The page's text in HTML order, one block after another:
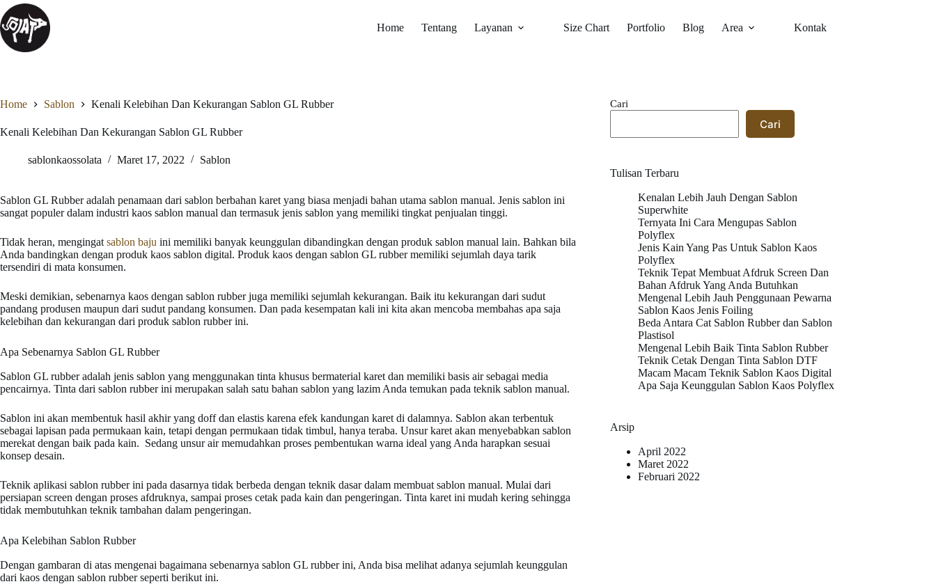
Home Tentang Layanan Size Chart Portfolio Blog Area Kontak
Home Sablon Kenali Kelebihan Dan Kekurangan Sablon GL Rubber
Kenali Kelebihan Dan Kekurangan Sablon GL Rubber
sablonkaossolata Maret 17, 2022 Sablon
Sablon GL Rubber adalah penamaan dari sablon berbahan karet yang biasa menjadi bahan utama sablon manual. Jenis sablon ini
sangat populer dalam industri kaos sablon manual dan termasuk jenis sablon yang memiliki tingkat penjualan tinggi.
Tidak heran, mengingat sablon baju ini memiliki banyak keunggulan dibandingkan dengan produk sablon manual lain. Bahkan bila
Anda bandingkan dengan produk kaos sablon digital. Produk kaos dengan sablon GL rubber memiliki sejumlah daya tarik
tersendiri di mata konsumen.
Meski demikian, sebenarnya kaos dengan sablon rubber juga memiliki sejumlah kekurangan. Baik itu kekurangan dari sudut
pandang produsen maupun dari sudut pandang konsumen. Dan pada kesempatan kali ini kita akan mencoba membahas apa saja
kelebihan dan kekurangan dari produk sablon rubber ini.
Apa Sebenarnya Sablon GL Rubber
Sablon GL rubber adalah jenis sablon yang menggunakan tinta khusus bermaterial karet dan memiliki basis air sebagai media
pencairnya. Tinta dari sablon rubber ini merupakan salah satu bahan sablon yang lazim Anda temukan pada teknik sablon manual.
Sablon ini akan membentuk hasil akhir yang doff dan elastis karena efek kandungan karet di dalamnya. Sablon akan terbentuk
sebagai lapisan pada permukaan kain, tetapi dengan permukaan tidak timbul, hanya teraba. Unsur karet akan menyebabkan sablon
merekat dengan baik pada kain. Sedang unsur air memudahkan proses pembentukan warna ideal yang Anda harapkan sesuai
konsep desain.
Teknik aplikasi sablon rubber ini pada dasarnya tidak berbeda dengan teknik dasar dalam membuat sablon manual. Mulai dari
persiapan screen dengan proses afdruknya, sampai proses cetak pada kain dan pengeringan. Tinta karet ini mudah kering sehingga
tidak membutuhkan teknik tambahan dalam pengeringan.
Apa Kelebihan Sablon Rubber
Dengan gambaran di atas mengenai bagaimana sebenarnya sablon GL rubber ini, Anda bisa melihat adanya sejumlah keunggulan
dari kaos dengan sablon rubber seperti berikut ini.
Cari
Cari
Tulisan Terbaru
Kenalan Lebih Jauh Dengan Sablon
Superwhite
Ternyata Ini Cara Mengupas Sablon
Polyflex
Jenis Kain Yang Pas Untuk Sablon Kaos
Polyflex
Teknik Tepat Membuat Afdruk Screen Dan
Bahan Afdruk Yang Anda Butuhkan
Mengenal Lebih Jauh Penggunaan Pewarna
Sablon Kaos Jenis Foiling
Beda Antara Cat Sablon Rubber dan Sablon
Plastisol
Mengenal Lebih Baik Tinta Sablon Rubber
Teknik Cetak Dengan Tinta Sablon DTF
Macam Macam Teknik Sablon Kaos Digital
Apa Saja Keunggulan Sablon Kaos Polyflex
Arsip
April 2022
Maret 2022
Februari 2022